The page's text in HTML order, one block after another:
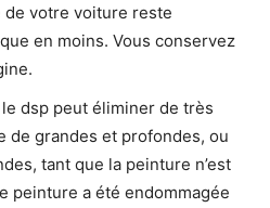
de votre voiture reste
en moins. Vous conservez
dsp peut éliminer de très
de grandes et profondes, ou
tant que la peinture n’est
peinture a été endommagée